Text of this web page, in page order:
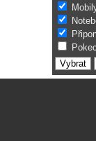
Pokec